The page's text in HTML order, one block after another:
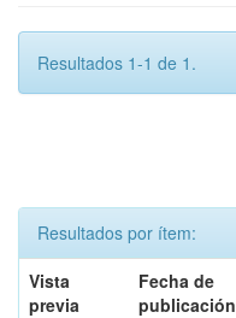
Resultados 1-1 de 1.
Resultados por ítem:
Vista
previa
Fecha de
publicación